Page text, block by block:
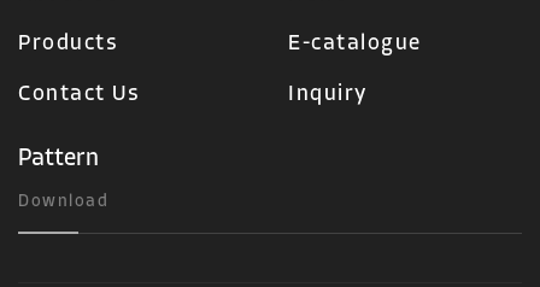
Products E-catalogue
Contact Us Inquiry
Pattern
Download